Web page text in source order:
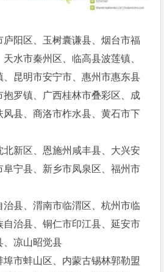
阳区、玉树囊谦县、烟台市福
水市秦州区、临高县波莲镇、
、昆明市安宁市、惠州市惠东县
罗镇、广西桂林市叠彩区、成
县、商洛市柞水县、黄石市下
北新区、恩施州咸丰县、大兴安
宁县、新乡市凤泉区、福州市
县、渭南市临渭区、杭州市临
治县、铜仁市印江县、延安市
、凉山昭觉县
市蚌山区、内蒙古锡林郭勒盟